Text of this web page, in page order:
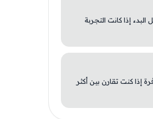
إذا كانت التجربة
إذا كنت تقارن بين أكثر